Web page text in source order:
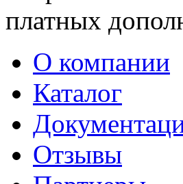
платных
О компании
Каталог
Отзывы